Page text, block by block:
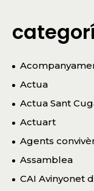
Actua
Actua Sant
Actuart
Agents
Assamblea
CAI Avinyonet